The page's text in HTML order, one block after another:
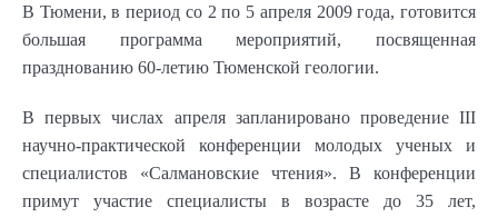
В Тюмени, в период со 2 по 5 апреля 2009 года, готовится
большая программа мероприятий, посвященная
празднованию 60-летию Тюменской геологии.
В первых числах апреля запланировано проведение III
научно-практической конференции молодых ученых и
специалистов «Салмановские чтения». В конференции
примут участие специалисты в возрасте до 35 лет,